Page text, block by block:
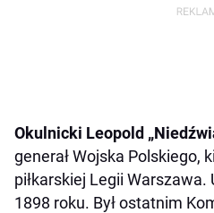
Okulnicki Leopold
generał Wojska Polskiego,
piłkarskiej Legii Warszawa.
1898 roku. Był ostatnim